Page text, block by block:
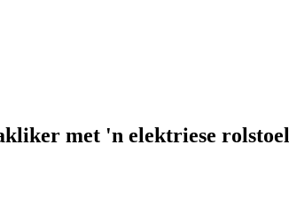
met 'n elektriese rolstoel